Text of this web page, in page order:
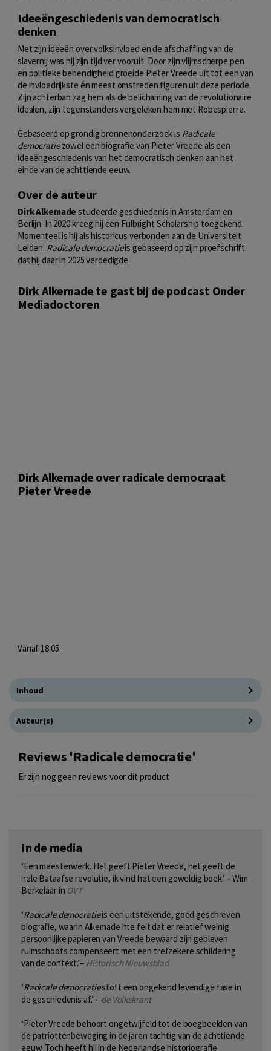
Ideeëngeschiedenis van democratisch
denken
Met zijn ideeën over volksinvloed en de afschaffing van de
slavernij was hij zijn tijd ver vooruit. Door zijn vlijmscherpe pen
en politieke behendigheid groeide Pieter Vreede uit tot een van
de invloedrijkste én meest omstreden figuren uit deze periode.
Zijn achterban zag hem als de belichaming van de revolutionaire
idealen, zijn tegenstanders vergeleken hem met Robespierre.
Gebaseerd op grondig bronnenonderzoek is Radicale
democratiezowel een biografie van Pieter Vreede als een
ideeëngeschiedenis van het democratisch denken aan het
einde van de achttiende eeuw.
Over de auteur
Dirk Alkemadestudeerde geschiedenis in Amsterdam en
Berlijn. In 2020 kreeg hij een Fulbright Scholarship toegekend.
Momenteel is hij als historicus verbonden aan de Universiteit
Leiden. Radicale democratieis gebaseerd op zijn proefschrift
dat hij daar in 2025 verdedigde.
Dirk Alkemade te gast bij de podcast Onder
Mediadoctoren
Dirk Alkemade over radicale democraat
Pieter Vreede
Vanaf 18:05
Inhoud
Auteur(s)
Reviews 'Radicale democratie'
Er zijn nog geen reviews voor dit product
In de media
‘Een meesterwerk. Het geeft Pieter Vreede, het geeft de
hele Bataafse revolutie, ik vind het een geweldig boek.’ – Wim
Berkelaar in OVT
‘Radicale democratieis een uitstekende, goed geschreven
biografie, waarin Alkemade hte feit dat er relatief weinig
persoonlijke papieren van Vreede bewaard zijn gebleven
ruimschoots compenseert met een trefzekere schildering
van de context.’– Historisch Nieuwsblad
‘Radicale democratiestoft een ongekend levendige fase in
de geschiedenis af.’ – de Volkskrant
‘Pieter Vreede behoort ongetwijfeld tot de boegbeelden van
de patriottenbeweging in de jaren tachtig van de achttiende
eeuw. Toch heeft hij in de Nederlandse historiografie